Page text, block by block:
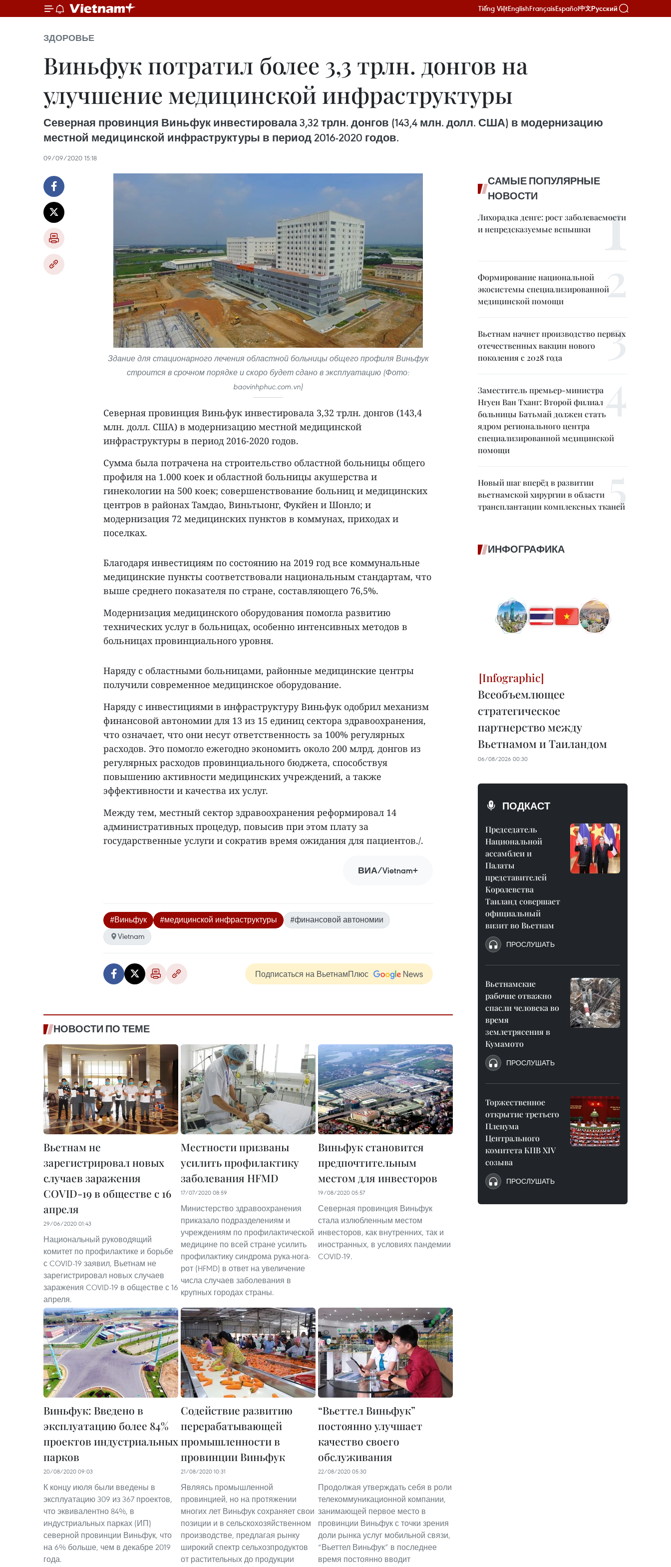
Tiếng ViệtEnglishFrançaisEspañol中文Русский
ЗДОРОВЬЕ
Виньфук потратил более 3,3 трлн. донгов на
улучшение медицинской инфраструктуры
Северная провинция Виньфук инвестировала 3,32 трлн. донгов (143,4 млн. долл. США) в модернизацию
местной медицинской инфраструктуры в период 2016-2020 годов.
09/09/2020 15:18
Здание для стационарного лечения областной больницы общего профиля Виньфук
строится в срочном порядке и скоро будет сдано в эксплуатацию (Фото:
baovinhphuc.com.vn)
Северная провинция Виньфук инвестировала 3,32 трлн. донгов (143,4
млн. долл. США) в модернизацию местной медицинской
инфраструктуры в период 2016-2020 годов.
Сумма была потрачена на строительство областной больницы общего
профиля на 1.000 коек и областной больницы акушерства и
гинекологии на 500 коек; совершенствование больниц и медицинских
центров в районах Тамдао, Виньтыонг, Фукйен и Шонло; и
модернизация 72 медицинских пунктов в коммунах, приходах и
поселках.
Благодаря инвестициям по состоянию на 2019 год все коммунальные
медицинские пункты соответствовали национальным стандартам, что
выше среднего показателя по стране, составляющего 76,5%.
Модернизация медицинского оборудования помогла развитию
технических услуг в больницах, особенно интенсивных методов в
больницах провинциального уровня.
Наряду с областными больницами, районные медицинские центры
получили современное медицинское оборудование.
Наряду с инвестициями в инфраструктуру Виньфук одобрил механизм
финансовой автономии для 13 из 15 единиц сектора здравоохранения,
что означает, что они несут ответственность за 100% регулярных
расходов. Это помогло ежегодно экономить около 200 млрд. донгов из
регулярных расходов провинциального бюджета, способствуя
повышению активности медицинских учреждений, а также
эффективности и качества их услуг.
Между тем, местный сектор здравоохранения реформировал 14
административных процедур, повысив при этом плату за
государственные услуги и сократив время ожидания для пациентов./.
ВИА/Vietnam+
#Виньфук #медицинской инфраструктуры
#финансовой автономии
Vietnam
Подписаться на ВьетнамПлюс
НОВОСТИ ПО ТЕМЕ
Вьетнам не
зарегистрировал новых
случаев заражения
COVID-19 в обществе с 16
апреля
29/06/2020 01:43
Национальный руководящий
комитет по профилактике и борьбе
с COVID-19 заявил, Вьетнам не
зарегистрировал новых случаев
заражения COVID-19 в обществе с 16
апреля.
Местности призваны
усилить профилактику
заболевания HFMD
17/07/2020 08:59
Министерство здравоохранения
приказало подразделениям и
учреждениям по профилактической
медицине по всей стране усилить
профилактику синдрома рука-нога-
рот (HFMD) в ответ на увеличение
числа случаев заболевания в
крупных городах страны.
Виньфук становится
предпочтительным
местом для инвесторов
19/08/2020 05:57
Северная провинция Виньфук
стала излюбленным местом
инвесторов, как внутренних, так и
иностранных, в условиях пандемии
COVID-19.
Виньфук: Введено в
эксплуатацию более 84%
проектов индустриальных
парков
20/08/2020 09:03
К концу июля были введены в
эксплуатацию 309 из 367 проектов,
что эквивалентно 84%, в
индустриальных парках (ИП)
северной провинции Виньфук, что
на 6% больше, чем в декабре 2019
года.
Содействие развитию
перерабатывающей
промышленности в
провинции Виньфук
21/08/2020 10:31
Являясь промышленной
провинцией, но на протяжении
многих лет Виньфук сохраняет свои
позиции и в сельскохозяйственном
производстве, предлагая рынку
широкий спектр сельхозпродуктов
от растительных до продукции
“Вьеттел Виньфук”
постоянно улучшает
качество своего
обслуживания
22/08/2020 05:30
Продолжая утверждать себя в роли
телекоммуникационной компании,
занимающей первое место в
провинции Виньфук с точки зрения
доли рынка услуг мобильной связи,
“Вьеттел Виньфук” в последнее
время постоянно вводит
САМЫЕ ПОПУЛЯРНЫЕ
НОВОСТИ
Лихорадка денге: рост заболеваемости
и непредсказуемые вспышки
Формирование национальной
экосистемы специализированной
медицинской помощи
Вьетнам начнет производство первых
отечественных вакцин нового
поколения с 2028 года
Заместитель премьер-министра
Нгуен Ван Тханг: Второй филиал
больницы Батьмай должен стать
ядром регионального центра
специализированной медицинской
помощи
Новый шаг вперёд в развитии
вьетнамской хирургии в области
трансплантации комплексных тканей
ИНФОГРАФИКА
Всеобъемлющее
стратегическое
партнерство между
Вьетнамом и Таиландом
06/08/2026 00:30
ПОДКАСТ
Председатель
Национальной
ассамблеи и
Палаты
представителей
Королевства
Таиланд совершает
официальный
визит во Вьетнам
ПРОСЛУШАТЬ
Вьетнамские
рабочие отважно
спасли человека во
время
землетрясения в
Кумамото
ПРОСЛУШАТЬ
Торжественное
открытие третьего
Пленума
Центрального
комитета КПВ XIV
созыва
ПРОСЛУШАТЬ